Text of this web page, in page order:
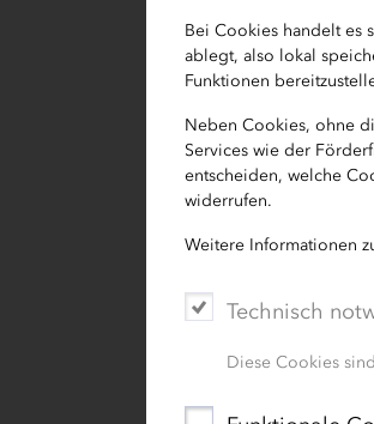
Bei Cookies handelt es
ablegt, also lokal
Funktionen
Neben Cookies, ohne
Services wie der
entscheiden, welche
widerrufen.
Weitere Informationen
Technisch
Diese Cookies
ab.